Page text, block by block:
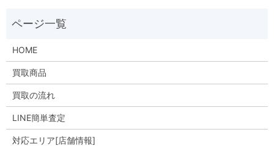
HOME
買取商品
買取の流れ
LINE簡単査定
対応エリア[店舗情報]